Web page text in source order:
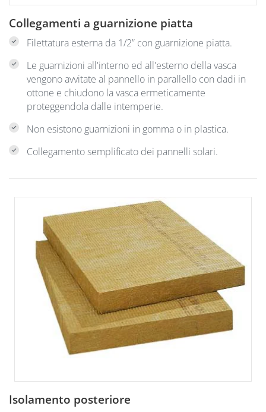
Collegamenti a guarnizione piatta
Filettatura esterna da 1/2” con guarnizione piatta.
Le guarnizioni all'interno ed all'esterno della vasca
vengono avvitate al pannello in parallello con dadi in
ottone e chiudono la vasca ermeticamente
proteggendola dalle intemperie.
Non esistono guarnizioni in gomma o in plastica.
Collegamento semplificato dei pannelli solari.
Isolamento posteriore